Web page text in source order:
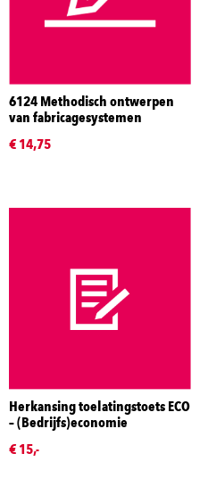
6124 Methodisch ontwerpen
van fabricagesystemen
€ 14,75
Herkansing toelatingstoets ECO
– (Bedrijfs)economie
€ 15,-